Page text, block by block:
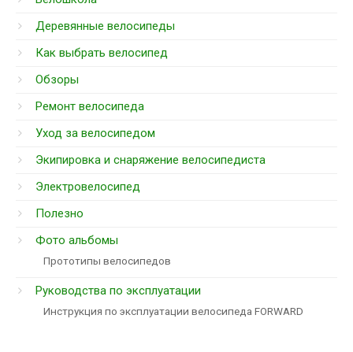
Деревянные велосипеды
Как выбрать велосипед
Обзоры
Ремонт велосипеда
Уход за велосипедом
Экипировка и снаряжение велосипедиста
Электровелосипед
Полезно
Фото альбомы
Прототипы велосипедов
Руководства по эксплуатации
Инструкция по эксплуатации велосипеда FORWARD